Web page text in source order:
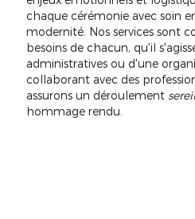
chaque cérémonie avec soin
modernité. Nos services sont
besoins de chacun, qu'il
administratives ou d'une
collaborant avec des
assurons un déroulement
hommage rendu.